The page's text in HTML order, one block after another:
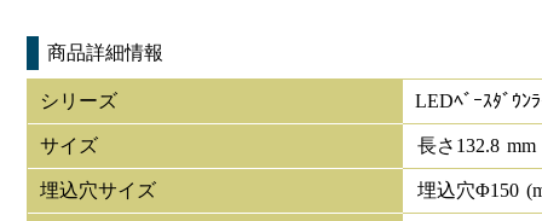
商品詳細情報
シリーズ LEDﾍﾞｰｽﾀﾞｳﾝ
サイズ 長さ 132.8 mm
埋込穴サイズ 埋込穴Φ150